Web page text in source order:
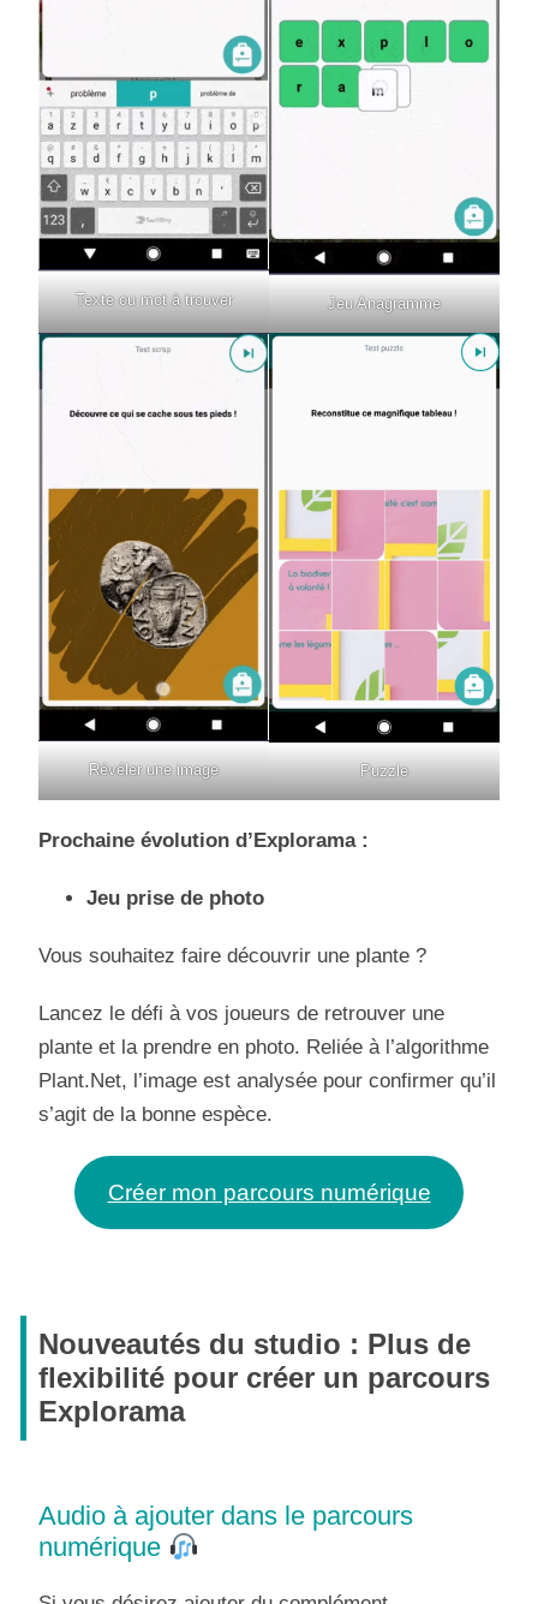
Texte ou mot à trouver Jeu Anagramme
Révéler une image Puzzle
Prochaine évolution d’Explorama :
Jeu prise de photo
Vous souhaitez faire découvrir une plante ?
Lancez le défi à vos joueurs de retrouver une
plante et la prendre en photo. Reliée à l’algorithme
Plant.Net, l’image est analysée pour confirmer qu’il
s’agit de la bonne espèce.
Créer mon parcours numérique
Nouveautés du studio : Plus de
flexibilité pour créer un parcours
Explorama
Audio à ajouter dans le parcours
numérique